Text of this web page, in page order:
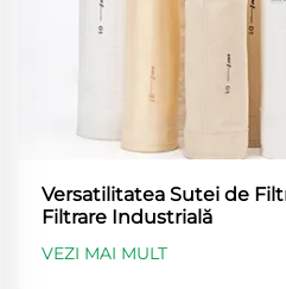
Versatilitatea Sutei de
Filtrare Industrială
VEZI MAI MULT